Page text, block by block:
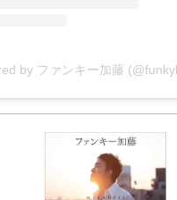
by ファンキー加藤